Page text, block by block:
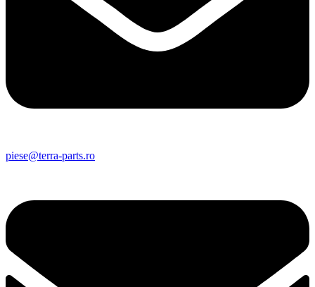
piese@terra-parts.ro